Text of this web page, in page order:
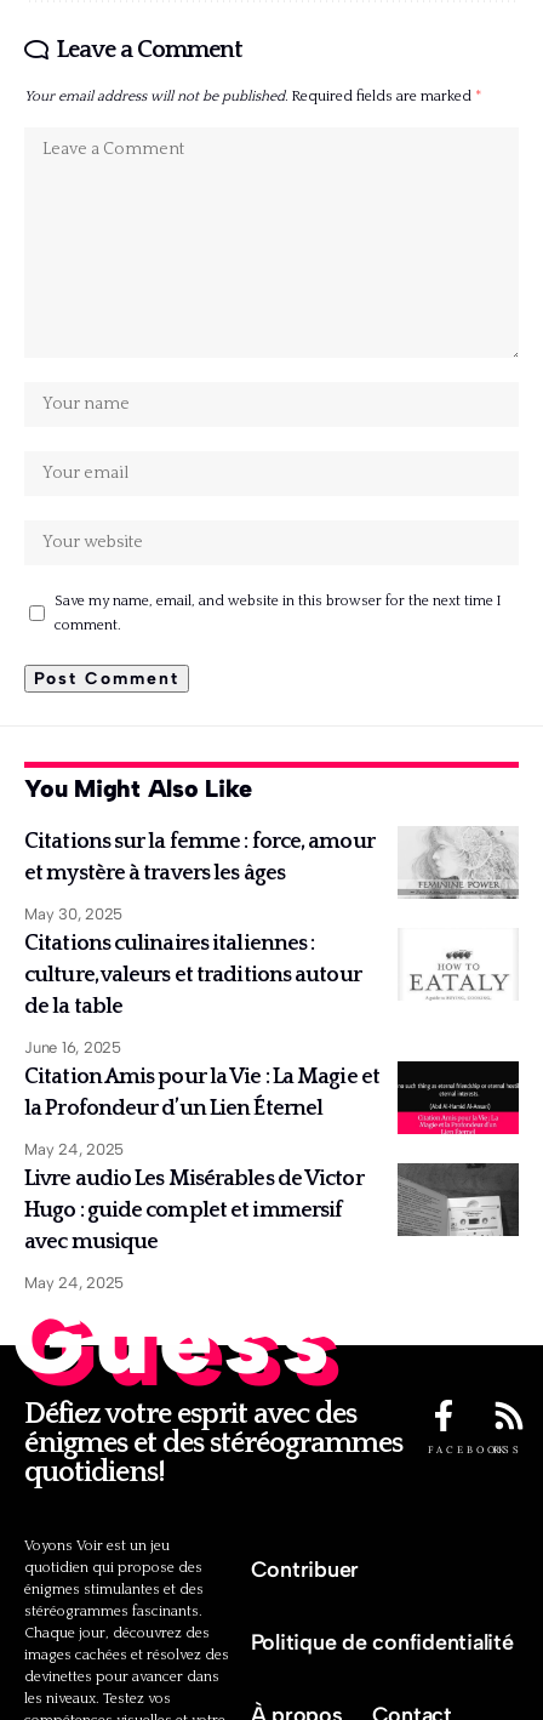
Leave a Comment
Your email address will not be published. Required fields are marked *
Save my name, email, and website in this browser for the next time I
comment.
You Might Also Like
Citations sur la femme : force, amour
et mystère à travers les âges
May 30, 2025
Citations culinaires italiennes :
culture, valeurs et traditions autour
de la table
June 16, 2025
Citation Amis pour la Vie : La Magie et
la Profondeur d’un Lien Éternel
May 24, 2025
Livre audio Les Misérables de Victor
Hugo : guide complet et immersif
avec musique
May 24, 2025
Guess
Défiez votre esprit avec des
énigmes et des stéréogrammes
quotidiens!
FACEBOOKRSS
Voyons Voir est un jeu
quotidien qui propose des
énigmes stimulantes et des
stéréogrammes fascinants.
Chaque jour, découvrez des
images cachées et résolvez des
devinettes pour avancer dans
les niveaux. Testez vos
Contribuer
Politique de confidentialité